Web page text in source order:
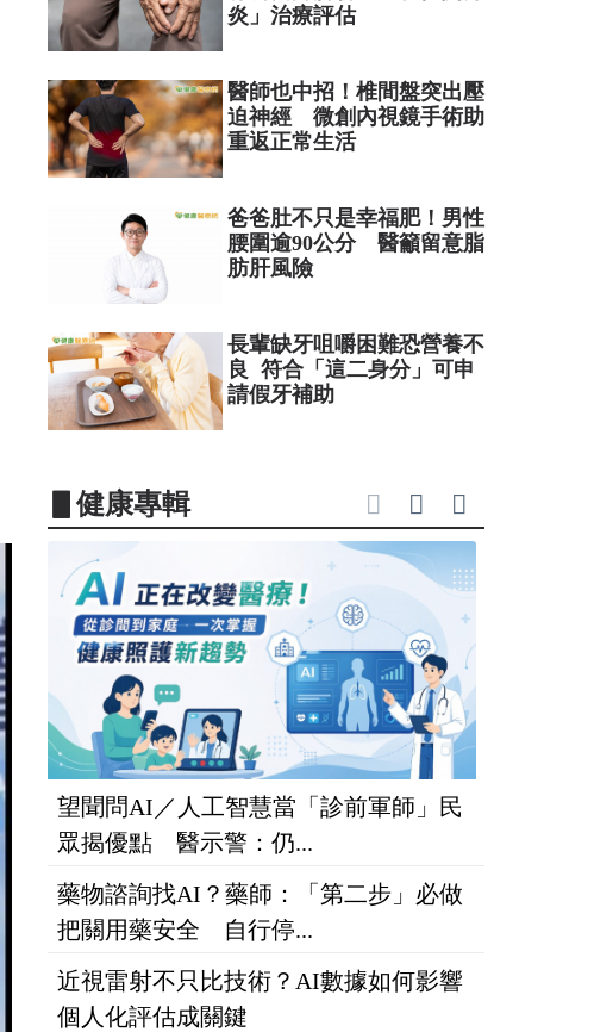
炎」治療評估
醫師也中招！椎間盤突出壓
迫神經 微創內視鏡手術助
重返正常生活
爸爸肚不只是幸福肥！男性
腰圍逾90公分 醫籲留意脂
肪肝風險
長輩缺牙咀嚼困難恐營養不
良 符合「這二身分」可申
請假牙補助
▋健康專輯
望聞問AI／人工智慧當「診前軍師」民
眾揭優點 醫示警：仍...
藥物諮詢找AI？藥師：「第二步」必做
把關用藥安全 自行停...
近視雷射不只比技術？AI數據如何影響
個人化評估成關鍵